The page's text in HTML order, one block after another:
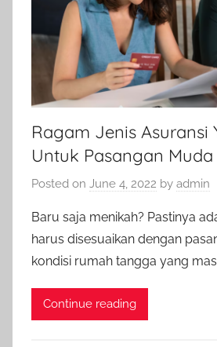
Ragam Jenis Asuransi
Untuk Pasangan Muda
Posted on June 4, 2022 by admin
Baru saja menikah? Pastinya
harus disesuaikan dengan
kondisi rumah tangga yang
Continue reading